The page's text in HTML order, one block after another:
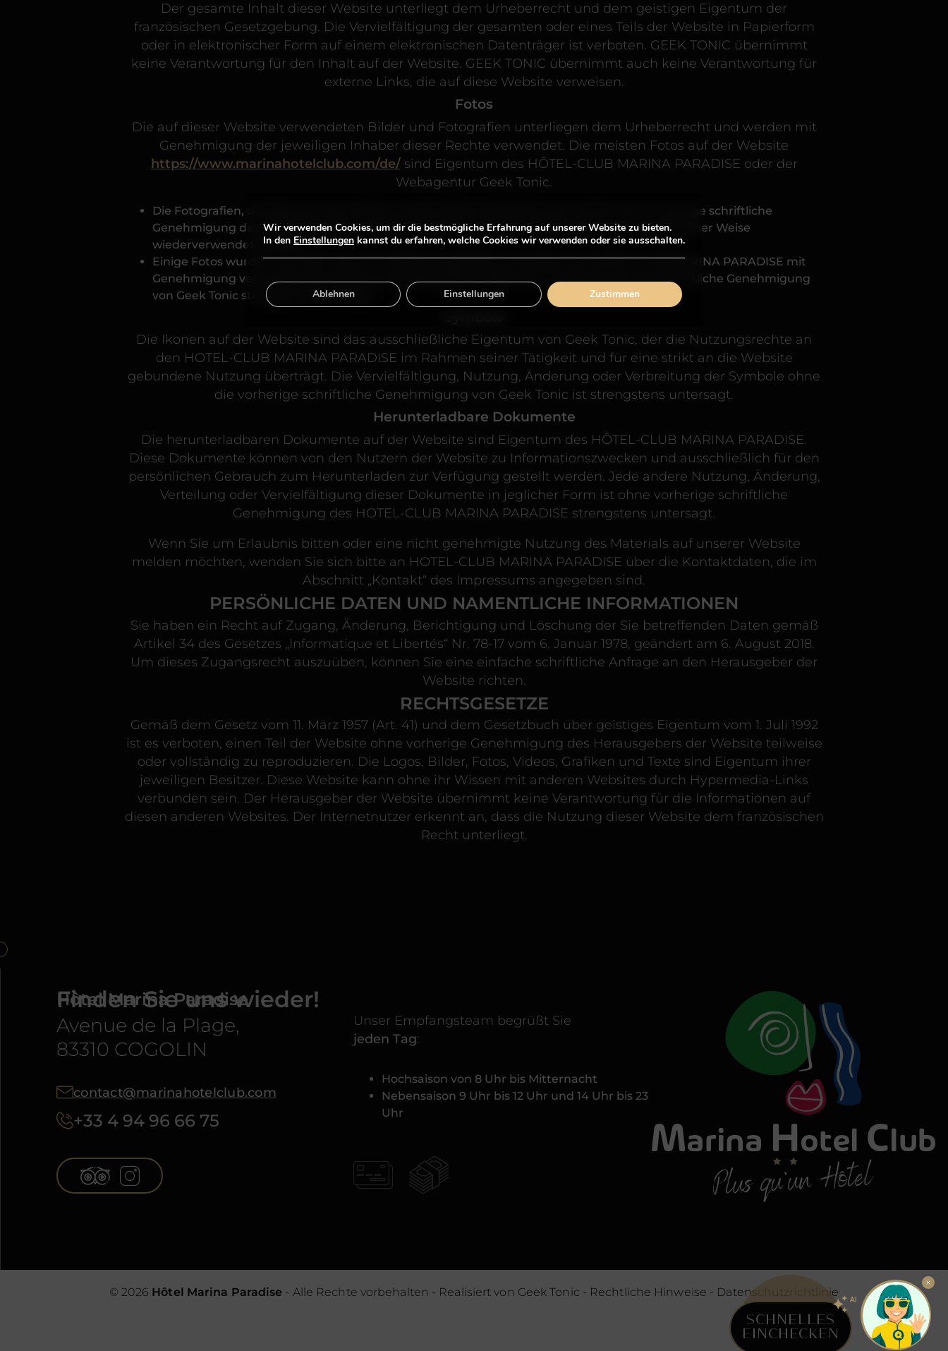
Der gesamte Inhalt dieser Website unterliegt dem Urheberrecht und dem geistigen Eigentum der
französischen Gesetzgebung. Die Vervielfältigung der gesamten oder eines Teils der Website in Papierform
oder in elektronischer Form auf einem elektronischen Datenträger ist verboten. GEEK TONIC übernimmt
keine Verantwortung für den Inhalt auf der Website. GEEK TONIC übernimmt auch keine Verantwortung für
externe Links, die auf diese Website verweisen.
Fotos
Die auf dieser Website verwendeten Bilder und Fotografien unterliegen dem Urheberrecht und werden mit
Genehmigung der jeweiligen Inhaber dieser Rechte verwendet. Die meisten Fotos auf der Website
https://www.marinahotelclub.com/de/sind Eigentum des HÔTEL-CLUB MARINA PARADISE oder der
Webagentur Geek Tonic.
Die Fotografien, die Eigentum des HOTEL-CLUB MARINA PARADISE sind, dürfen ohne vorherige schriftliche
Genehmigung des Campingplatzes nicht reproduziert, verändert, übertragen oder in irgendeiner Weise
wiederverwendet werden.
Einige Fotos wurden von Geek Tonic zur Verfügung gestellt und werden von HÔTEL-CLUB MARINA PARADISE mit
Genehmigung verwendet. Die Weiterverwendung dieser Bilder durch Dritte ist ohne ausdrückliche Genehmigung
von Geek Tonic strengstens untersagt.
Die Ikonen auf der Website sind das ausschließliche Eigentum von Geek Tonic, der die Nutzungsrechte an
den HOTEL-CLUB MARINA PARADISE im Rahmen seiner Tätigkeit und für eine strikt an die Website
gebundene Nutzung überträgt. Die Vervielfältigung, Nutzung, Änderung oder Verbreitung der Symbole ohne
die vorherige schriftliche Genehmigung von Geek Tonic ist strengstens untersagt.
Herunterladbare Dokumente
Die herunterladbaren Dokumente auf der Website sind Eigentum des HÔTEL-CLUB MARINA PARADISE.
Diese Dokumente können von den Nutzern der Website zu Informationszwecken und ausschließlich für den
persönlichen Gebrauch zum Herunterladen zur Verfügung gestellt werden. Jede andere Nutzung, Änderung,
Verteilung oder Vervielfältigung dieser Dokumente in jeglicher Form ist ohne vorherige schriftliche
Genehmigung des HOTEL-CLUB MARINA PARADISE strengstens untersagt.
Wenn Sie um Erlaubnis bitten oder eine nicht genehmigte Nutzung des Materials auf unserer Website
melden möchten, wenden Sie sich bitte an HOTEL-CLUB MARINA PARADISE über die Kontaktdaten, die im
Abschnitt „Kontakt“ des Impressums angegeben sind.
PERSÖNLICHE DATEN UND NAMENTLICHE INFORMATIONEN
Sie haben ein Recht auf Zugang, Änderung, Berichtigung und Löschung der Sie betreffenden Daten gemäß
Artikel 34 des Gesetzes „Informatique et Libertés“ Nr. 78-17 vom 6. Januar 1978, geändert am 6. August 2018.
Um dieses Zugangsrecht auszuüben, können Sie eine einfache schriftliche Anfrage an den Herausgeber der
Website richten.
RECHTSGESETZE
Gemäß dem Gesetz vom 11. März 1957 (Art. 41) und dem Gesetzbuch über geistiges Eigentum vom 1. Juli 1992
ist es verboten, einen Teil der Website ohne vorherige Genehmigung des Herausgebers der Website teilweise
oder vollständig zu reproduzieren. Die Logos, Bilder, Fotos, Videos, Grafiken und Texte sind Eigentum ihrer
jeweiligen Besitzer. Diese Website kann ohne ihr Wissen mit anderen Websites durch Hypermedia-Links
verbunden sein. Der Herausgeber der Website übernimmt keine Verantwortung für die Informationen auf
diesen anderen Websites. Der Internetnutzer erkennt an, dass die Nutzung dieser Website dem französischen
Recht unterliegt.
Finden Sie uns wieder!
Hôtel Marina Paradise
Avenue de la Plage,
83310 COGOLIN
contact@marinahotelclub.com
+33 4 94 96 66 75
Unser Empfangsteam begrüßt Sie
jeden Tag:
Hochsaison von 8 Uhr bis Mitternacht
Nebensaison 9 Uhr bis 12 Uhr und 14 Uhr bis 23
Uhr
SCHNELLES
EINCHECKEN
© 2026 Hôtel Marina Paradise - Alle Rechte vorbehalten - Realisiert von Geek Tonic - Rechtliche Hinweise - Datenschutzrichtlinie
Wir verwenden Cookies, um dir die bestmögliche Erfahrung auf unserer Website zu bieten.
In den Einstellungen kannst du erfahren, welche Cookies wir verwenden oder sie ausschalten.
Zustimmen
Ablehnen Einstellungen